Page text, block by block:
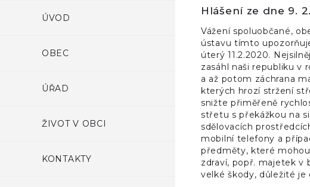
ÚVOD
OBEC
ÚŘAD
ŽIVOT V OBCI
KONTAKTY
Hlášení ze dne 9.
Vážení spoluobčané,
ústavu tímto
úterý 11.2.2020.
zasáhl naši republiku v
a až potom záchrana
kterých hrozí stržení
snižte přiměřeně
střetu s překážkou na
sdělovacích
mobilní telefony a
předměty, které
zdraví, popř. majetek v
velké škody, důležité